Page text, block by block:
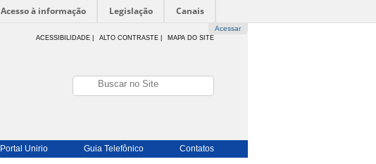
Acesso à informação Legislação Canais
Acessar
ACESSIBILIDADE ALTO CONTRASTE | MAPA DO SITE
Portal Unirio Guia Telefônico Contatos